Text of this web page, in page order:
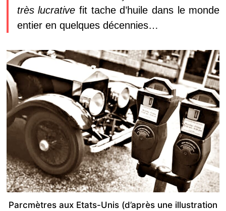
très lucrative fit tache d’huile dans le monde
entier en quelques décennies…
Parcmètres aux Etats-Unis (d’après une illustration